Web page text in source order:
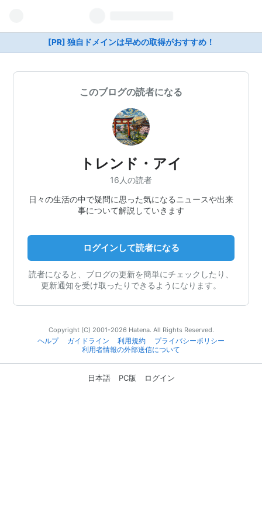
[PR] 独自ドメインは早めの取得がおすすめ！
このブログの読者になる
トレンド・アイ
16人の読者
日々の生活の中で疑問に思った気になるニュースや出来
事について解説していきます
ログインして読者になる
読者になると、ブログの更新を簡単にチェックしたり、
更新通知を受け取ったりできるようになります。
Copyright (C) 2001-2026 Hatena. All Rights Reserved.
ヘルプ
ガイドライン 利用規約
プライバシーポリシー
利用者情報の外部送信について
日本語 PC版 ログイン